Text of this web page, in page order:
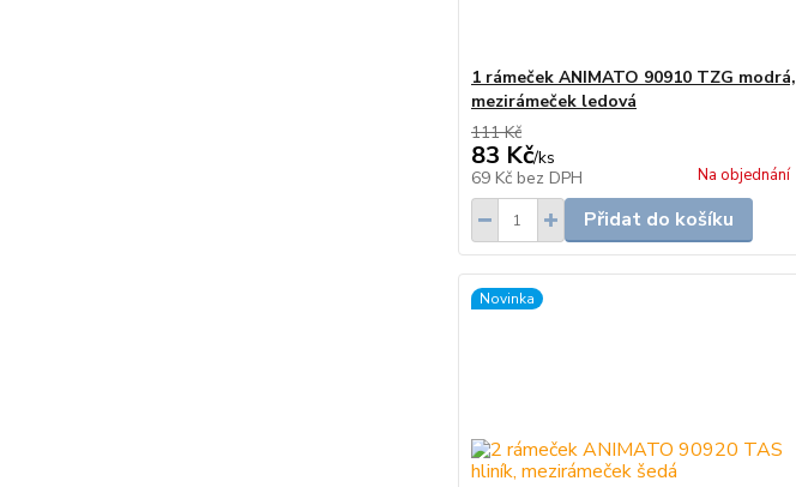
1 rámeček ANIMATO 90910 TZG modrá,
mezirámeček ledová
111 Kč
83 Kč/ks
69 Kč bez DPH Na objednání
Přidat do košíku
Novinka